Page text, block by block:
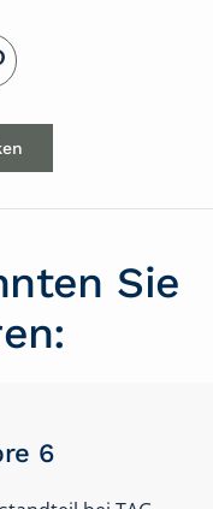
Sie
6